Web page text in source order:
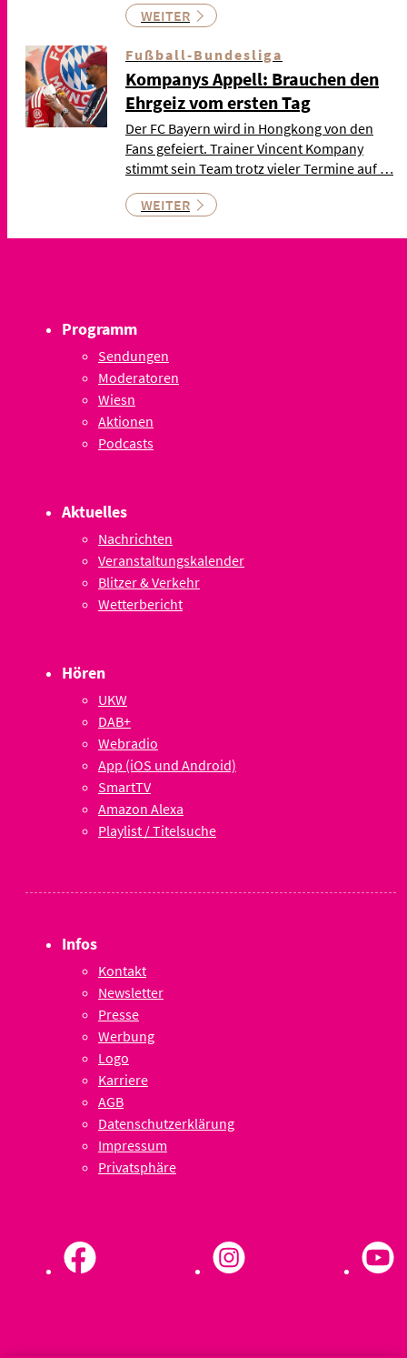
WEITER
Fußball-Bundesliga
Kompanys Appell: Brauchen den
Ehrgeiz vom ersten Tag
Der FC Bayern wird in Hongkong von den
Fans gefeiert. Trainer Vincent Kompany
stimmt sein Team trotz vieler Termine auf …
WEITER
Programm
Sendungen
Moderatoren
Wiesn
Aktionen
Podcasts
Aktuelles
Nachrichten
Veranstaltungskalender
Blitzer & Verkehr
Wetterbericht
Hören
UKW
DAB+
Webradio
App (iOS und Android)
SmartTV
Amazon Alexa
Playlist / Titelsuche
Infos
Kontakt
Newsletter
Presse
Werbung
Logo
Karriere
AGB
Datenschutzerklärung
Impressum
Privatsphäre